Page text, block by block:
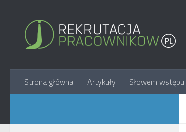
Strona główna Artykuły Słowem wstępu